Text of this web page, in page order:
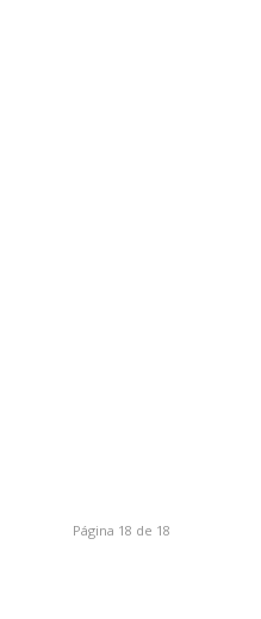
Página 18 de 18